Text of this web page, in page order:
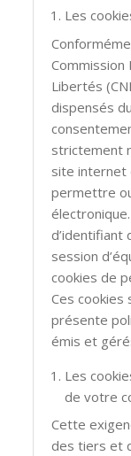
Les
Commission
Libertés
dispensés
strictement
site internet
permettre
d’identifiant
session
cookies de
Ces cookies
présente
émis et
Les
de votre
Cette
des tiers et